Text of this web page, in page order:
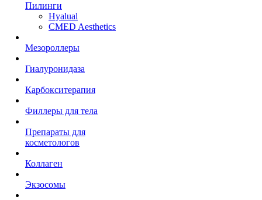
Пилинги
Hyalual
CMED Aesthetics
Мезороллеры
Гиалуронидаза
Карбокситерапия
Филлеры для тела
Препараты для
косметологов
Коллаген
Экзосомы